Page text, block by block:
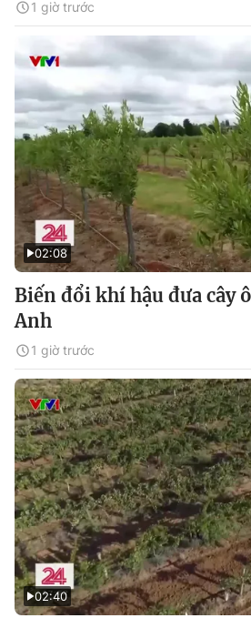
1 giờ trước
02:08
Biến đổi khí hậu đưa cây
Anh
1 giờ trước
02:40